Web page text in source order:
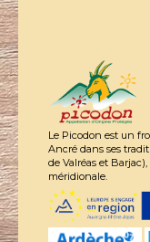
Le Picodon est un
Ancré dans ses
de Valréas et
méridionale.